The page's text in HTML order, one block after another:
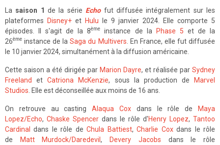
La saison 1 de la série Echofut diffusée intégralement sur les
plateformes Disney+ et Hulu le 9 janvier 2024. Elle comporte 5
épisodes. Il s'agit de la 8ème instance de la Phase 5 et de la
26ème instance de laSaga du Multivers . En France, elle fut diffusée
le 10 janvier 2024, simultanément à la diffusion américaine.
Cette saison a été dirigée par Marion Dayre, et réalisée par Sydney
Freeland etCatriona McKenzie, sous la production de Marvel
Studios . Elle est déconseillée aux moins de 16 ans.
On retrouve au castingAlaqua Cox dans le rôle deMaya
Lopez/Echo, Chaske Spencer dans le rôle d'Henry Lopez, Tantoo
Cardinal dans le rôle deChula Battiest,Charlie Coxdans le rôle
de Matt Murdock/Daredevil,Devery Jacobs dans le rôle